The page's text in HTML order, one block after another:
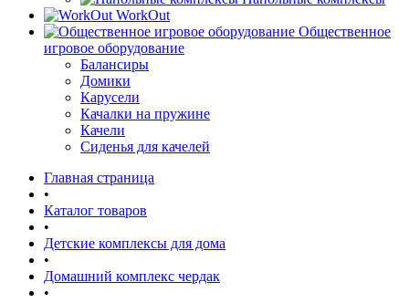
WorkOut
Общественное
игровое оборудование
Балансиры
Домики
Карусели
Качалки на пружине
Качели
Сиденья для качелей
Главная страница
•
Каталог товаров
•
Детские комплексы для дома
•
Домашний комплекс чердак
•